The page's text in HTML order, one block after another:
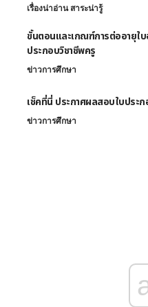
เรื่องน่าอ่าน สาระน่ารู้
ขั้นตอนและเกณฑ์การต่ออายุใ
ประกอบวิชาชีพครู
ข่าวการศึกษา
เช็คที่นี่ ประกาศผลสอบใบประ
ข่าวการศึกษา